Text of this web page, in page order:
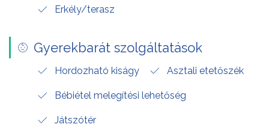
Erkély/terasz
Gyerekbarát szolgáltatások
Hordozható kiságy Asztali etetőszék
Bébiétel melegítési lehetőség
Játszótér